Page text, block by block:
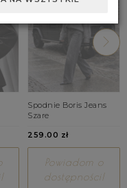
Spodnie Boris Jeans
Szare
259.00 zł
Powiadom o
dostępności!